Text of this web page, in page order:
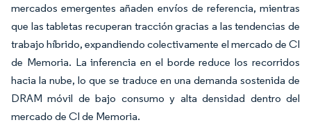
mercados emergentes añaden envíos de referencia, mientras
que las tabletas recuperan tracción gracias a las tendencias de
trabajo híbrido, expandiendo colectivamente el mercado de CI
de Memoria. La inferencia en el borde reduce los recorridos
hacia la nube, lo que se traduce en una demanda sostenida de
DRAM móvil de bajo consumo y alta densidad dentro del
mercado de CI de Memoria.